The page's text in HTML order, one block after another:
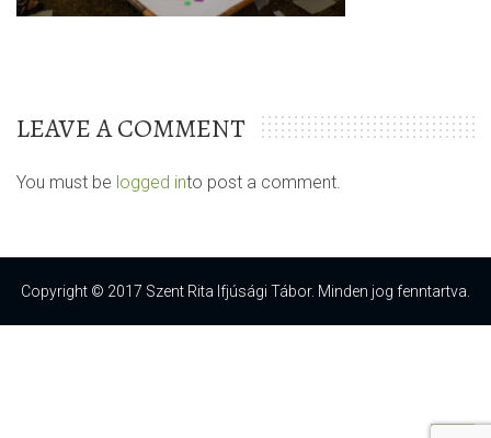
LEAVE A COMMENT
You must be logged into post a comment.
Copyright © 2017 Szent Rita Ifjúsági Tábor. Minden jog fenntartva.